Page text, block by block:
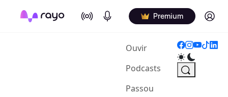
On Air Podcasts Premium Log in
Ouvir(current)
Podcasts
Passou